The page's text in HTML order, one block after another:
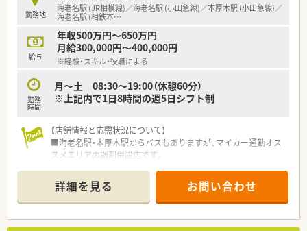
■代表取締役が薬剤師であるため、現場の意見が尊重される環境
であり、臨床を重視する経営方針を貫いています。
【求人情報について】
■年収は500万円から650万円程度を想定しており、在宅経験者
は600万円以上の提示も相談可能でございます。
月々の手取り金額を高く設定し還元しています。
■資格取得費用を法人が全額負担する支援制度があり、認定薬剤
勤務地
海老名駅 (JR相模線)／海老名駅 (小田急線)／本厚木駅 (小田急線)／
海老名駅 (相鉄本…
給与
年収500万円～650万円
月給300,000円～400,000円
※経験・スキル・役職による
勤務
時間
月～土 08:30～19:00（休憩60分）
※上記内で1日8時間の週5日シフト制
【店舗情報と応需状況について】
■海老名駅・本厚木駅からバスもありますが、マイカー通勤オス
スメエリアの調剤併設店です。
を1日に約20枚から30枚応需、周囲に複数のクリニック・病院が
ある環境です。
■現在店舗には薬剤師が常勤2名とパート1名、その他に調剤事
務も在籍しており、互いに連携して業務に取り組んでいます。
詳細を見る お問い合わせ